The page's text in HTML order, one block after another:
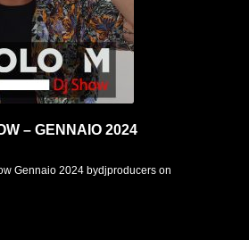
– GENNAIO 2024
Gennaio 2024 bydjproducers on